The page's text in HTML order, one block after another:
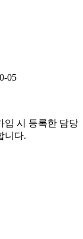
05
입 시 등록한 담당
니다.